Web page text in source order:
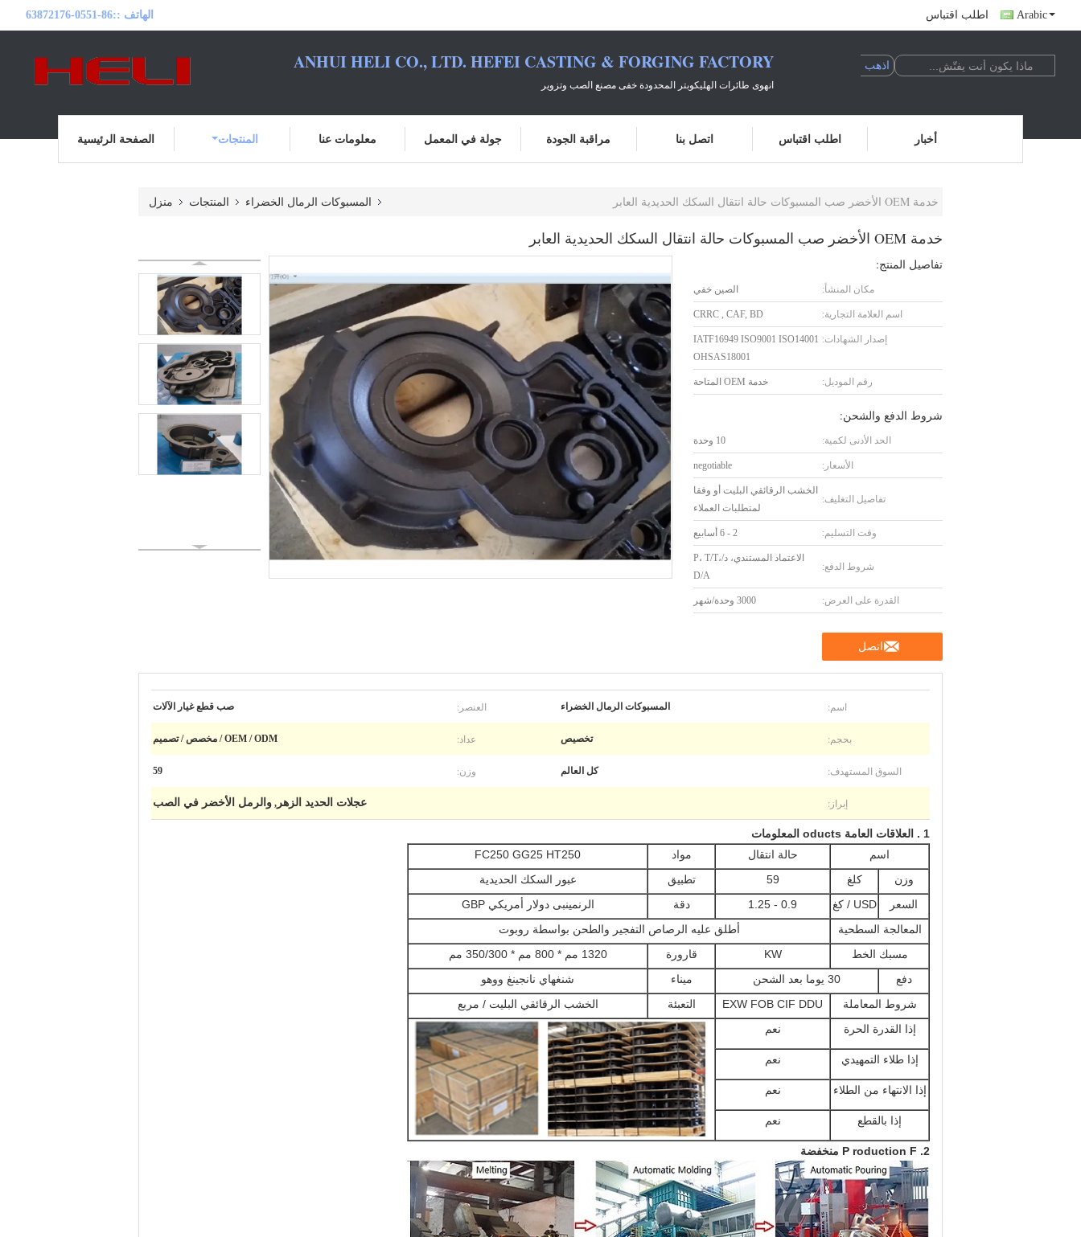
الهاتف ::86-0551-63872176 اطلب اقتباس Arabic
ANHUI HELI CO., LTD. HEFEI CASTING & FORGING FACTORY
انهوى طائرات الهليكوبتر المحدودة خفى مصنع الصب وتزوير
الصفحة الرئيسية المنتجات معلومات عنا جولة في المعمل مراقبة الجودة اتصل بنا اطلب اقتباس أخبار
منزل المنتجات المسبوكات الرمال الخضراء خدمة OEM الأخضر صب المسبوكات حالة انتقال السكك الحديدية العابر
خدمة OEM الأخضر صب المسبوكات حالة انتقال السكك الحديدية العابر
تفاصيل المنتج:
مكان المنشأ: الصين خفي
اسم العلامة التجارية: CRRC , CAF, BD
إصدار الشهادات: IATF16949 ISO9001 ISO14001
OHSAS18001
رقم الموديل: خدمة OEM المتاحة
شروط الدفع والشحن:
الحد الأدنى لكمية: 10 وحدة
الأسعار: negotiable
تفاصيل التغليف:
الخشب الرقائقي البليت أو وفقا
لمتطلبات العملاء
وقت التسليم: 2 - 6 أسابيع
شروط الدفع:
الاعتماد المستندي، د/P، T/T،
D/A
القدرة على العرض: 3000 وحدة/شهر
اتصل
اسم: المسبوكات الرمال الخضراء العنصر: صب قطع غيار الآلات
بحجم: تخصيص عداد: OEM / ODM / مخصص / تصميم
السوق المستهدف: كل العالم وزن: 59
إبراز: عجلات الحديد الزهر , والرمل الأخضر في الصب
1
. العلاقات العامة oducts المعلومات
اسم
حالة انتقال مواد
FC250 GG25 HT250
وزن
كلغ 59 تطبيق
عبور السكك الحديدية
السعر
USD / كغ 0.9 - 1.25 دقة
الرنمينبى دولار أمريكي GBP
المعالجة السطحية
أطلق عليه الرصاص التفجير والطحن بواسطة روبوت
مسبك الخط
KW قارورة
1320 مم * 800 مم * 350/300 مم
دفع
30 يوما بعد الشحن ميناء
شنغهاي نانجينغ ووهو
شروط المعاملة
EXW FOB CIF DDU التعبئة
الخشب الرقائقي البليت / مربع
إذا القدرة الحرة
نعم
إذا طلاء التمهيدي نعم
إذا الانتهاء من الطلاء نعم
إذا بالقطع نعم
2. P
roduction F منخفضة